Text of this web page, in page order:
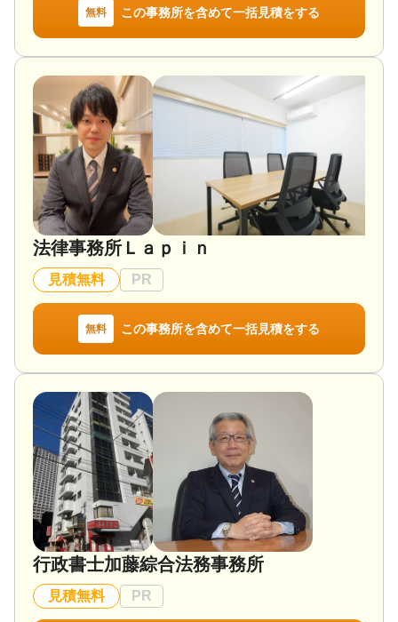
無料 この事務所を含めて一括見積をする
法律事務所Ｌａｐｉｎ
見積無料 PR
無料 この事務所を含めて一括見積をする
行政書士加藤綜合法務事務所
見積無料 PR